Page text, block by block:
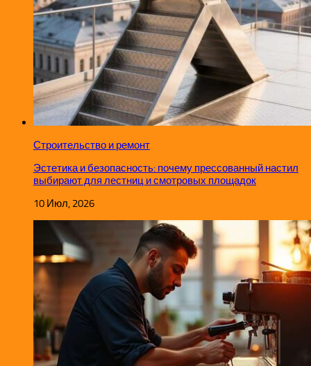
Строительство и ремонт
Эстетика и безопасность: почему прессованный настил
выбирают для лестниц и смотровых площадок
10 Июл, 2026